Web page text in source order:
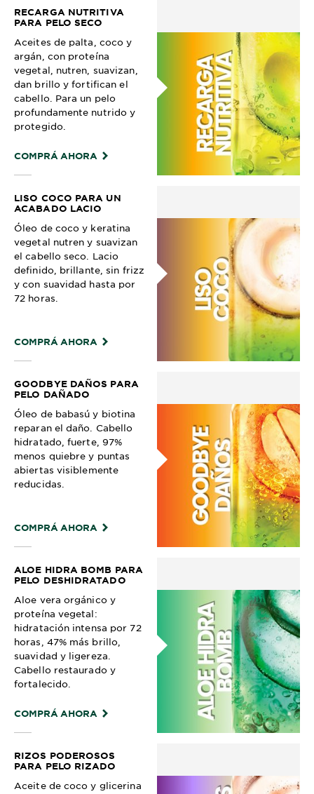
RECARGA NUTRITIVA
PARA PELO SECO
Aceites de palta, coco y
argán, con proteína
vegetal, nutren, suavizan,
dan brillo y fortifican el
cabello. Para un pelo
profundamente nutrido y
protegido.
COMPRÁ AHORA
LISO COCO PARA UN
ACABADO LACIO
Óleo de coco y keratina
vegetal nutren y suavizan
el cabello seco. Lacio
definido, brillante, sin frizz
y con suavidad hasta por
72 horas.
COMPRÁ AHORA
GOODBYE DAÑOS PARA
PELO DAÑADO
Óleo de babasú y biotina
reparan el daño. Cabello
hidratado, fuerte, 97%
menos quiebre y puntas
abiertas visiblemente
reducidas.
COMPRÁ AHORA
ALOE HIDRA BOMB PARA
PELO DESHIDRATADO
Aloe vera orgánico y
proteína vegetal:
hidratación intensa por 72
horas, 47% más brillo,
suavidad y ligereza.
Cabello restaurado y
fortalecido.
COMPRÁ AHORA
RIZOS PODEROSOS
PARA PELO RIZADO
Aceite de coco y glicerina